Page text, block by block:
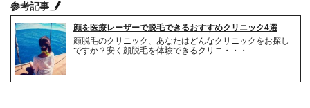
参考記事
顔を医療レーザーで脱毛できるおすすめクリニック4選
顔脱毛のクリニック、あなたはどんなクリニックをお探し
ですか？安く顔脱毛を体験できるクリニ・・・